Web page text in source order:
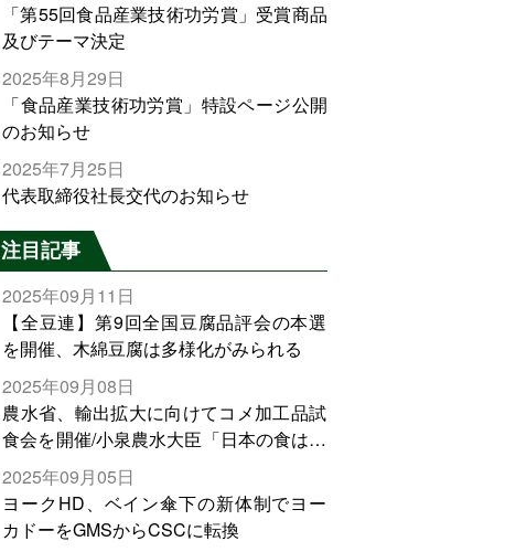
「第55回食品産業技術功労賞」受賞商品
及びテーマ決定
2025年8月29日
「食品産業技術功労賞」特設ページ公開
のお知らせ
2025年7月25日
代表取締役社長交代のお知らせ
注目記事
2025年09月11日
【全豆連】第9回全国豆腐品評会の本選
を開催、木綿豆腐は多様化がみられる
2025年09月08日
農水省、輸出拡大に向けてコメ加工品試
食会を開催/小泉農水大臣「日本の食は世
界でトップをとれる。米増産に向けて、
米輸出需要の拡大を」
2025年09月05日
ヨークHD、ベイン傘下の新体制でヨー
カドーをGMSからCSCに転換